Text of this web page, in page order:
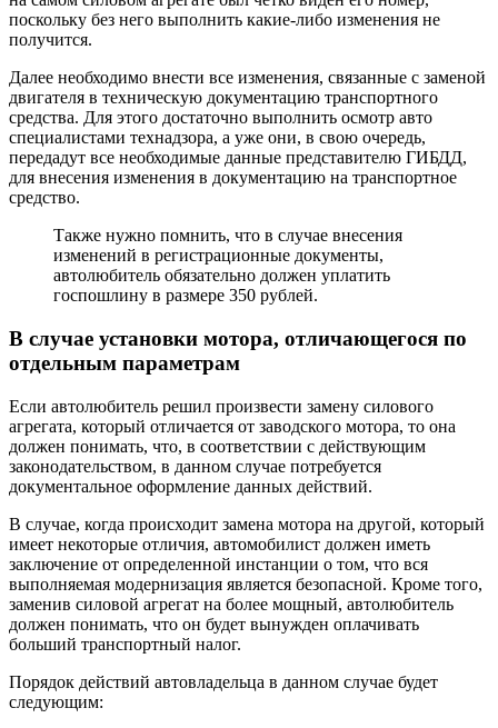
поскольку без него выполнить какие-либо изменения не
получится.
Далее необходимо внести все изменения, связанные с заменой
двигателя в техническую документацию транспортного
средства. Для этого достаточно выполнить осмотр авто
специалистами технадзора, а уже они, в свою очередь,
передадут все необходимые данные представителю ГИБДД,
для внесения изменения в документацию на транспортное
средство.
Также нужно помнить, что в случае внесения
изменений в регистрационные документы,
автолюбитель обязательно должен уплатить
госпошлину в размере 350 рублей.
В случае установки мотора, отличающегося по
отдельным параметрам
Если автолюбитель решил произвести замену силового
агрегата, который отличается от заводского мотора, то она
должен понимать, что, в соответствии с действующим
законодательством, в данном случае потребуется
документальное оформление данных действий.
В случае, когда происходит замена мотора на другой, который
имеет некоторые отличия, автомобилист должен иметь
заключение от определенной инстанции о том, что вся
выполняемая модернизация является безопасной. Кроме того,
заменив силовой агрегат на более мощный, автолюбитель
должен понимать, что он будет вынужден оплачивать
больший транспортный налог.
Порядок действий автовладельца в данном случае будет
следующим: